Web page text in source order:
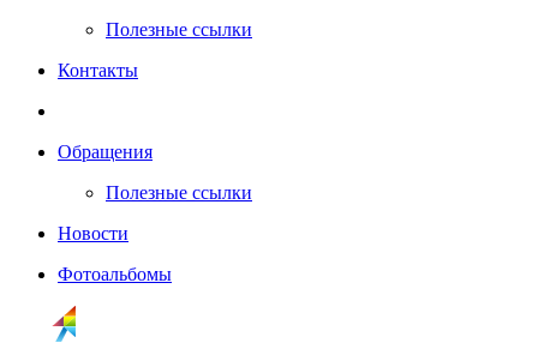
Полезные ссылки
Контакты
Обращения
Полезные ссылки
Новости
Фотоальбомы